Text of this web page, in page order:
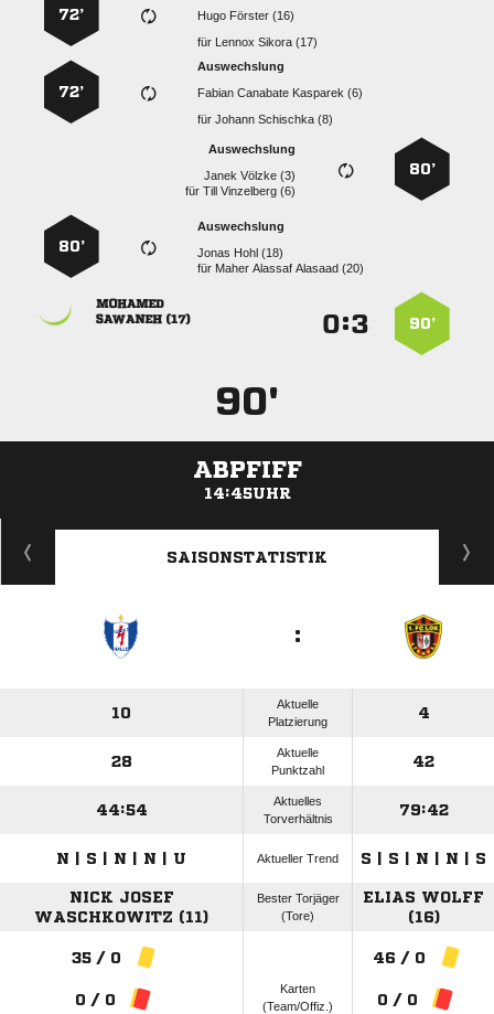
  
für   
72’
Auswechslung
   
für  
72’
80’
Auswechslung
  
für  
Auswechslung
  
für    
80’
90’
:

 
90'
ABPFIFF
14:45UHR
ANZEIGE
SAISONSTATISTIK
:
10
Aktuelle
Platzierung
4
28
Aktuelle
Punktzahl
42
44:54
Aktuelles
Torverhältnis
79:42
N | S | N | N | U Aktueller Trend S | S | N | N | S
NICK JOSEF
WASCHKOWITZ (11)
Bester Torjäger
(Tore)
ELIAS WOLFF
(16)
35 / 0
0 / 0
Karten
(Team/Offiz.)
46 / 0
0 / 0